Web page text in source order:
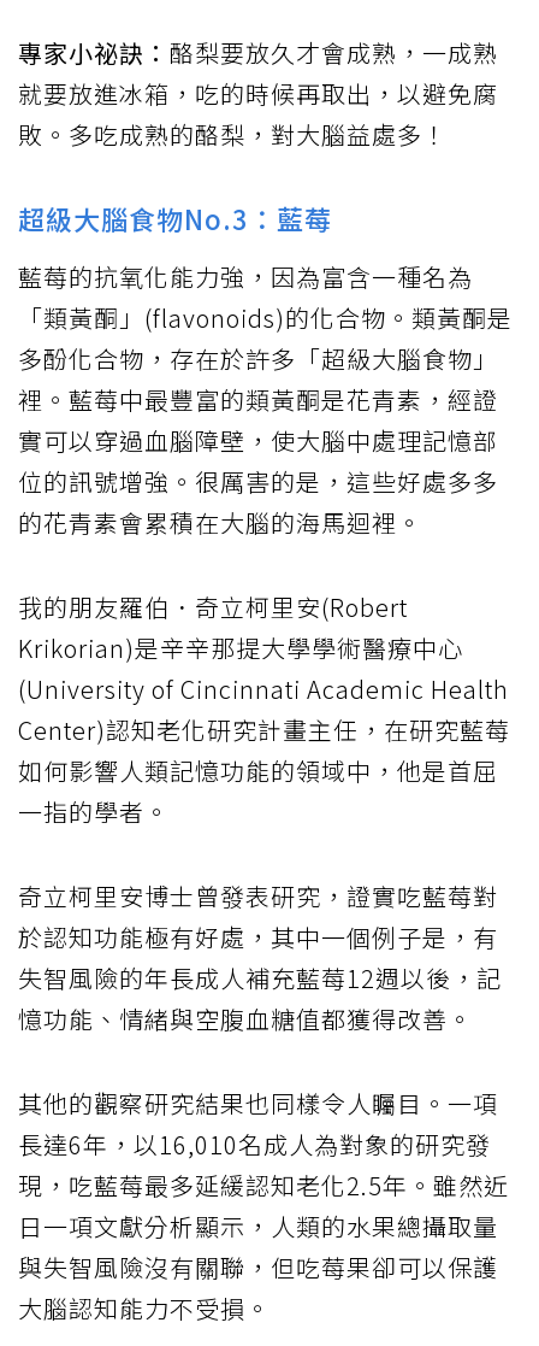
專家小祕訣： 酪梨要放久才會成熟，一成熟
就要放進冰箱，吃的時候再取出，以避免腐
敗。多吃成熟的酪梨，對大腦益處多！
超級大腦食物No.3：藍莓
藍莓的抗氧化能力強，因為富含一種名為
「類黃酮」(flavonoids)的化合物。類黃酮是
多酚化合物，存在於許多「超級大腦食物」
裡。藍莓中最豐富的類黃酮是花青素，經證
實可以穿過血腦障壁，使大腦中處理記憶部
位的訊號增強。很厲害的是，這些好處多多
的花青素會累積在大腦的海馬迴裡。
我的朋友羅伯．奇立柯里安(Robert
Krikorian)是辛辛那提大學學術醫療中心
(University of Cincinnati Academic Health
Center)認知老化研究計畫主任，在研究藍莓
如何影響人類記憶功能的領域中，他是首屈
一指的學者。
奇立柯里安博士曾發表研究，證實吃藍莓對
於認知功能極有好處，其中一個例子是，有
失智風險的年長成人補充藍莓12週以後，記
憶功能、情緒與空腹血糖值都獲得改善。
其他的觀察研究結果也同樣令人矚目。一項
長達6年，以16,010名成人為對象的研究發
現，吃藍莓最多延緩認知老化2.5年。雖然近
日一項文獻分析顯示，人類的水果總攝取量
與失智風險沒有關聯，但吃莓果卻可以保護
大腦認知能力不受損。